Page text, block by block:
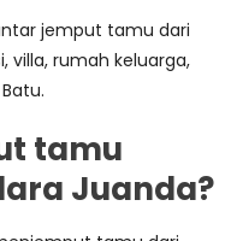
jemput tamu dari
villa, rumah keluarga,
tamu
Juanda?